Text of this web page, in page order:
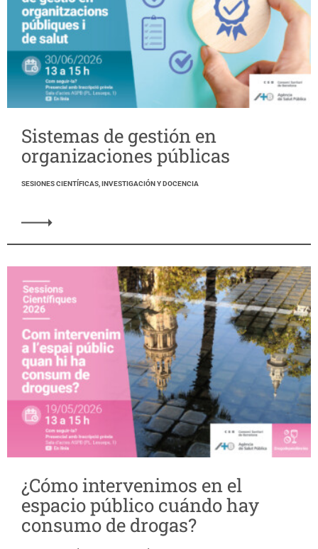
Sistemas de gestión en
organizaciones públicas
SESIONES CIENTÍFICAS, INVESTIGACIÓN Y DOCENCIA
¿Cómo intervenimos en el
espacio público cuándo hay
consumo de drogas?